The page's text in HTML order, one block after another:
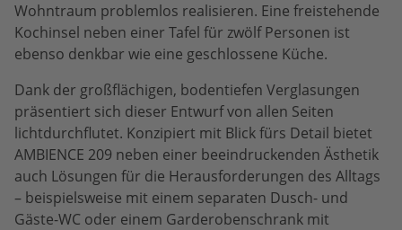
Wohntraum problemlos realisieren. Eine freistehende
Kochinsel neben einer Tafel für zwölf Personen ist
ebenso denkbar wie eine geschlossene Küche.
Dank der großflächigen, bodentiefen Verglasungen
präsentiert sich dieser Entwurf von allen Seiten
lichtdurchflutet. Konzipiert mit Blick fürs Detail bietet
AMBIENCE 209 neben einer beeindruckenden Ästhetik
auch Lösungen für die Herausforderungen des Alltags
– beispielsweise mit einem separaten Dusch- und
Gäste-WC oder einem Garderobenschrank mit